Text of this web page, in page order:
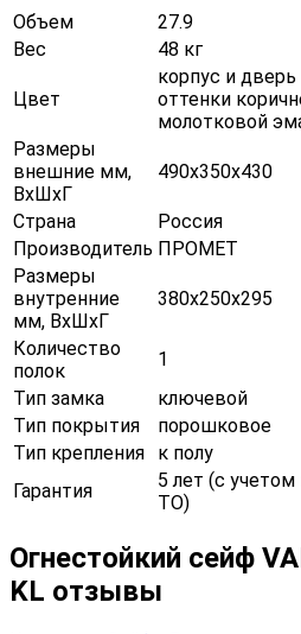
Объем
27.9
Вес
48 кг
Цвет
корпус и
оттенки
молотковой
Размеры
внешние мм,
ВхШхГ
490х350х430
Страна
Россия
Производитель ПРОМЕТ
Размеры
внутренние
мм, ВхШхГ
380х250х295
Количество
полок
1
Тип замка
ключевой
Тип покрытия
порошковое
Тип крепления
к полу
Гарантия
5 лет (с
ТО)
Огнестойкий сейф
KL отзывы